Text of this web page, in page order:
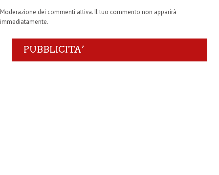
Moderazione dei commenti attiva. Il tuo commento non apparirà
immediatamente.
PUBBLICITA’